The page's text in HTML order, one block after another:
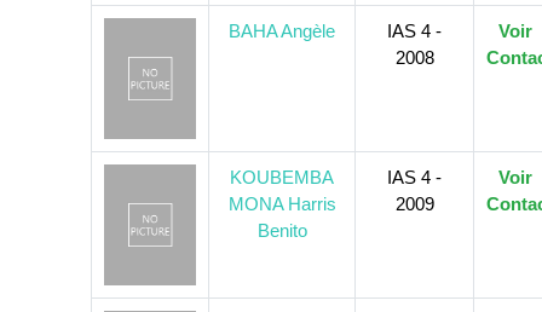
BAHA Angèle
IAS 4 -
2008
Voir
KOUBEMBA
MONA Harris
Benito
IAS 4 -
2009
Voir